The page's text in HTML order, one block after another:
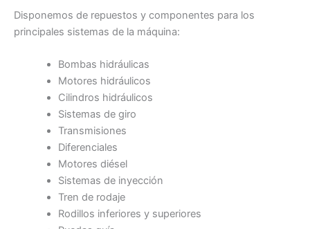
Disponemos de repuestos y componentes para los
principales sistemas de la máquina:
Bombas hidráulicas
Motores hidráulicos
Cilindros hidráulicos
Sistemas de giro
Transmisiones
Diferenciales
Motores diésel
Sistemas de inyección
Tren de rodaje
Rodillos inferiores y superiores